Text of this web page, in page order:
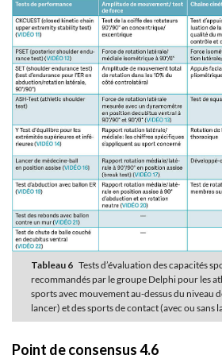
Tableau 6 Tests d’évaluation des capacités
recommandés par le groupe Delphi pour les
sports avec mouvement au-dessus du niveau
lancer) et des sports de contact (avec ou sans
Point de consensus 4.6